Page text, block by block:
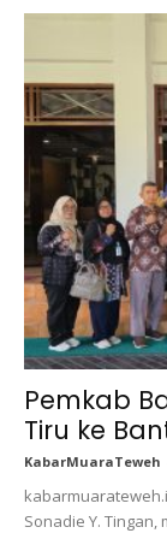
Pemkab
Tiru ke
KabarMuaraTeweh
Sonadie Y.